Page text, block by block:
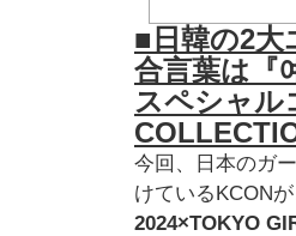
■日韓の2大
合言葉は『
スペシャル
今回、日本のガ
けているKCON
2024×TOKYO